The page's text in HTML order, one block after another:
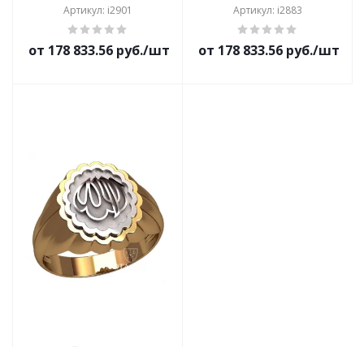
Артикул: i2901
от 178 833.56 руб./шт
Артикул: i2883
от 178 833.56 руб./шт